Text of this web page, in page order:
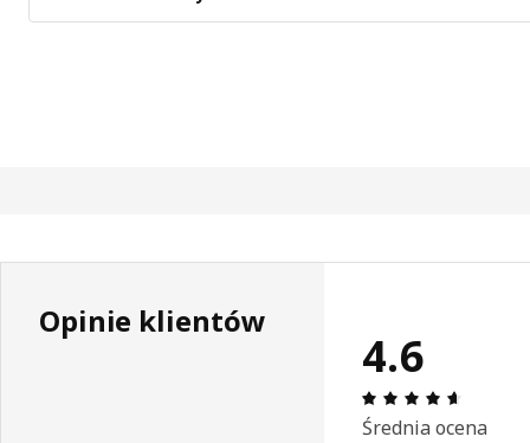
Opinie klientów
4.6
Średnia ocena